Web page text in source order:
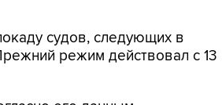
судов, следующих в
режим действовал с 13